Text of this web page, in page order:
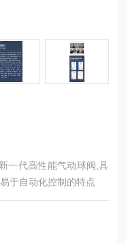
一代高性能气动球阀,具
于自动化控制的特点